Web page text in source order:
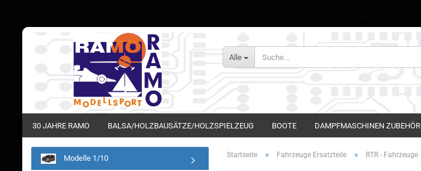
Alle
30 JAHRE RAMO BALSA/HOLZBAUSÄTZE/HOLZSPIELZEUG BOOTE DAMPFMASCHINEN ZUBEHÖR
Startseite » Fahrzeuge Ersatzteile » RTR - Fahrzeuge
Modelle 1/10